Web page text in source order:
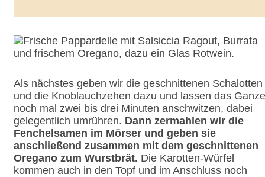
Als nächstes geben wir die geschnittenen Schalotten
und die Knoblauchzehen dazu und lassen das Ganze
noch mal zwei bis drei Minuten anschwitzen, dabei
gelegentlich umrühren. Dann zermahlen wir die
Fenchelsamen im Mörser und geben sie
anschließend zusammen mit dem geschnittenen
Oregano zum Wurstbrät. Die Karotten-Würfel
kommen auch in den Topf und im Anschluss noch